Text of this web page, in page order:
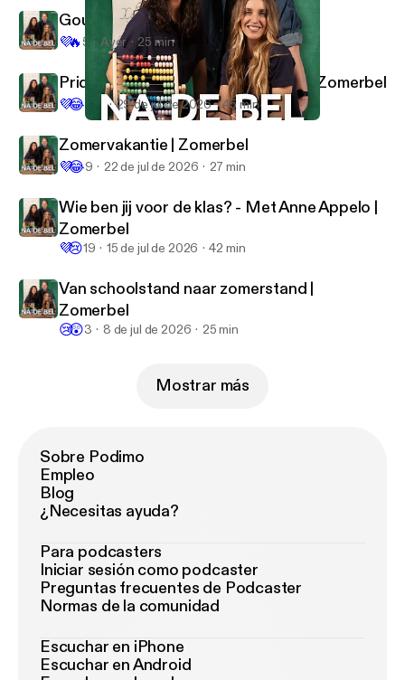
Na de bel
Gouden weken | Zomerbel
💜🔥 5 Ayer 25 min
Pride in de klas - Met Jayden Lans | Zomerbel
💜😂 29 de jul de 2026 45 min
Zomervakantie | Zomerbel
💜😂9 22 de jul de 2026 27 min
Wie ben jij voor de klas? - Met Anne Appelo |
Zomerbel
💜😢19 15 de jul de 2026 42 min
Van schoolstand naar zomerstand |
Zomerbel
😢😲3 8 de jul de 2026 25 min
Mostrar más
Sobre Podimo
Empleo
Blog
¿Necesitas ayuda?
Para podcasters
Iniciar sesión como podcaster
Preguntas frecuentes de Podcaster
Normas de la comunidad
Escuchar en iPhone
Escuchar en Android